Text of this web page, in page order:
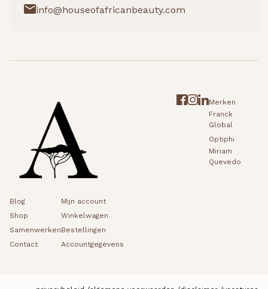
info@houseofafricanbeauty.com
Merken
Franck
Global
Optiphi
Miriam
Quevedo
Blog
Shop
Samenwerken
Contact
Mijn account
Winkelwagen
Bestellingen
Accountgegevens